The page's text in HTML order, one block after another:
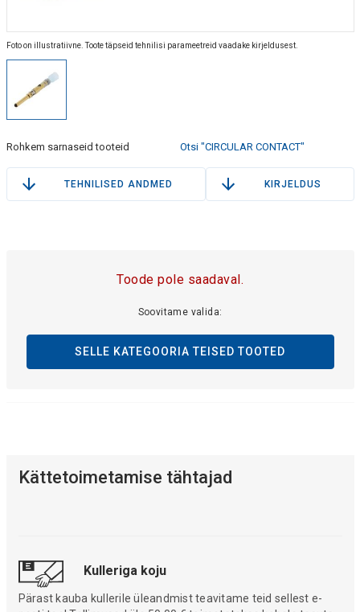
Foto on illustratiivne. Toote täpseid tehnilisi parameetreid vaadake kirjeldusest.
Rohkem sarnaseid tooteid Otsi "CIRCULAR CONTACT"
TEHNILISED ANDMED KIRJELDUS
Toode pole saadaval.
Soovitame valida:
SELLE KATEGOORIA TEISED TOOTED
Kättetoimetamise tähtajad
Kulleriga koju
Pärast kauba kullerile üleandmist teavitame teid sellest e-